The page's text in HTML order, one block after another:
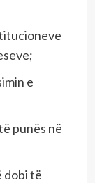
e
punës në
dobi të